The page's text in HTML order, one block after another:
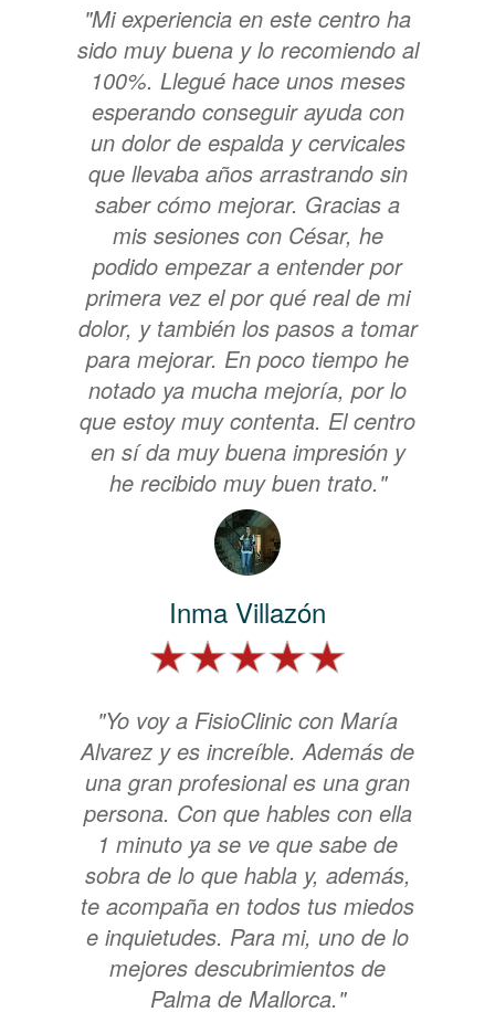
"Mi experiencia en este centro ha
sido muy buena y lo recomiendo al
100%. Llegué hace unos meses
esperando conseguir ayuda con
un dolor de espalda y cervicales
que llevaba años arrastrando sin
saber cómo mejorar. Gracias a
mis sesiones con César, he
podido empezar a entender por
primera vez el por qué real de mi
dolor, y también los pasos a tomar
para mejorar. En poco tiempo he
notado ya mucha mejoría, por lo
que estoy muy contenta. El centro
en sí da muy buena impresión y
he recibido muy buen trato."
Inma Villazón
"Yo voy a FisioClinic con María
Alvarez y es increíble. Además de
una gran profesional es una gran
persona. Con que hables con ella
1 minuto ya se ve que sabe de
sobra de lo que habla y, además,
te acompaña en todos tus miedos
e inquietudes. Para mi, uno de lo
mejores descubrimientos de
Palma de Mallorca."